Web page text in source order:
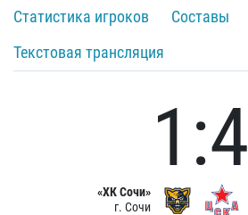
Статистика игроков
Составы
Текстовая трансляция
«ХК Сочи»
г. Сочи
1:4